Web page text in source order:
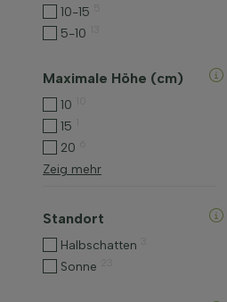
10-15
5-10
Maximale Höhe (cm)
10
15
20
Zeig mehr
Standort
Halbschatten
Sonne